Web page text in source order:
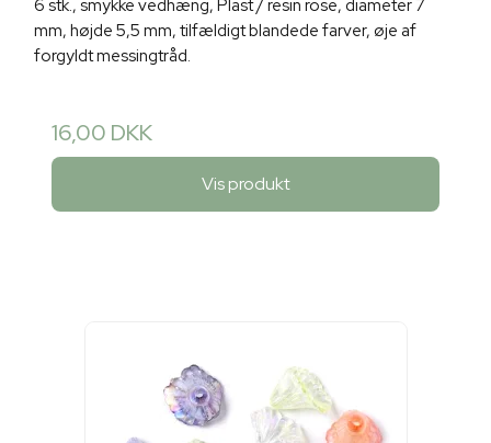
6 stk., smykke vedhæng, Plast / resin rose, diameter 7
mm, højde 5,5 mm, tilfældigt blandede farver, øje af
forgyldt messingtråd.
16,00 DKK
Vis produkt